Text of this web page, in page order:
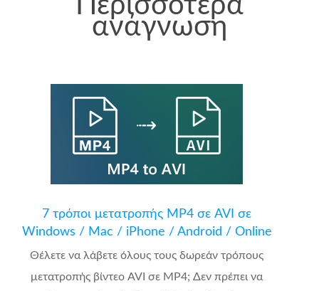
ανάγνωση
7 τρόποι μετατροπής MP4 σε AVI σε
Windows / Mac / iPhone / Android / Online
Θέλετε να λάβετε όλους τους δωρεάν τρόπους
μετατροπής βίντεο AVI σε MP4; Δεν πρέπει να